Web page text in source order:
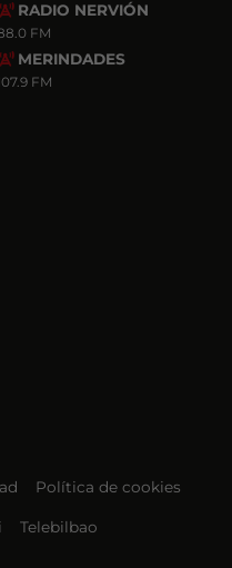
RADIO NERVIÓN
FM
MERINDADES
FM
Política de cookies
Telebilbao